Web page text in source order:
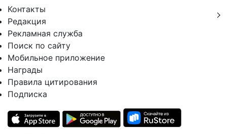
Контакты
Редакция
Рекламная служба
Поиск по сайту
Мобильное приложение
Награды
Правила цитирования
Подписка